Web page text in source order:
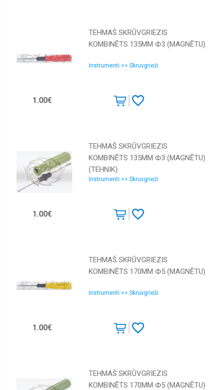
TEHMAŠ SKRŪVGRIEZIS
KOMBINĒTS 135MM Ф3 (MAGNĒTU)
Instrumenti >> Skruvgrieži
1.00€
TEHMAŠ SKRŪVGRIEZIS
KOMBINĒTS 135MM Ф3 (MAGNĒTU)
(TEHNIK)
Instrumenti >> Skruvgrieži
1.00€
TEHMAŠ SKRŪVGRIEZIS
KOMBINĒTS 170MM Ф5 (MAGNĒTU)
Instrumenti >> Skruvgrieži
1.00€
TEHMAŠ SKRŪVGRIEZIS
KOMBINĒTS 170MM Ф5 (MAGNĒTU)